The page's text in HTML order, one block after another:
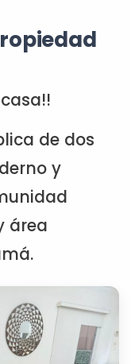
de dos
y
área